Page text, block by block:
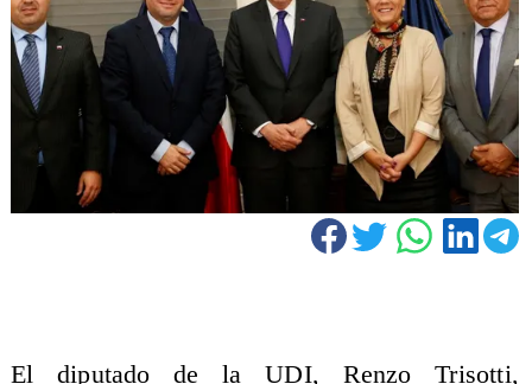
El diputado de la UDI, Renzo Trisotti,